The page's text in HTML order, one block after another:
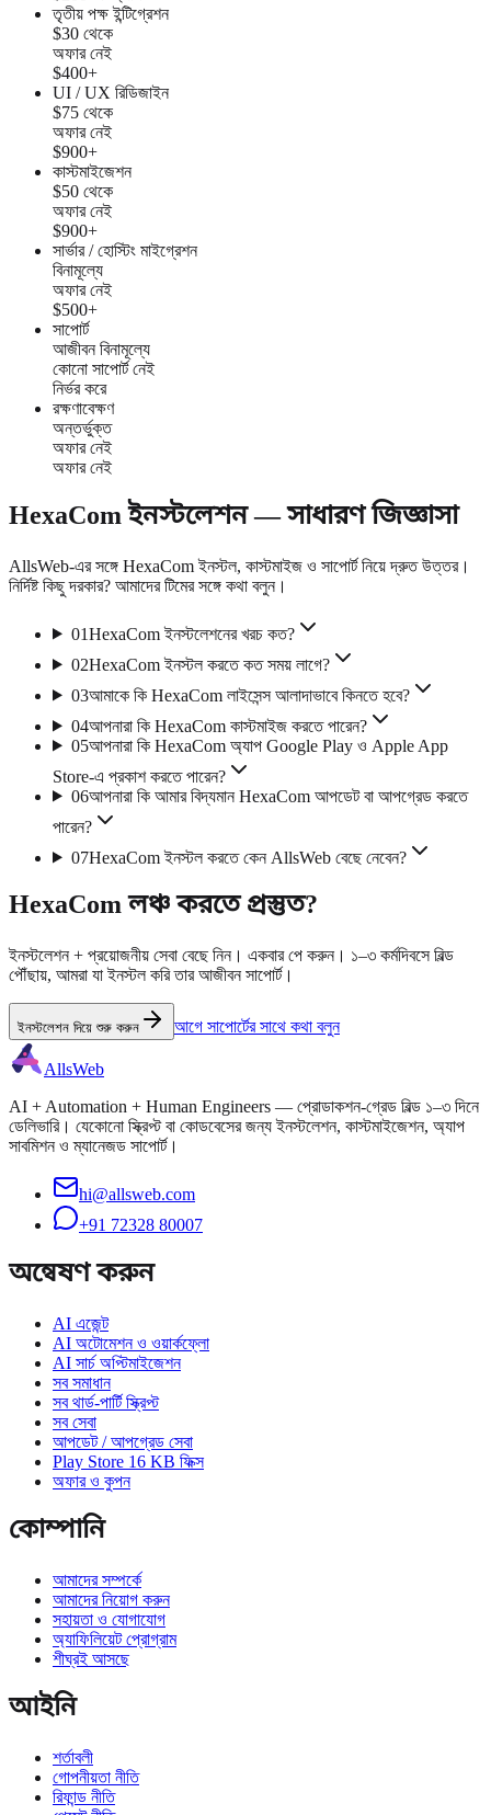
তৃতীয় পক্ষ ইন্টিগ্রেশন
$30 থেকে
অফার নেই
$400+
UI / UX রিডিজাইন
$75 থেকে
অফার নেই
$900+
কাস্টমাইজেশন
$50 থেকে
অফার নেই
$900+
সার্ভার / হোস্টিং মাইগ্রেশন
বিনামূল্যে
অফার নেই
$500+
সাপোর্ট
আজীবন বিনামূল্যে
কোনো সাপোর্ট নেই
নির্ভর করে
রক্ষণাবেক্ষণ
অন্তর্ভুক্ত
অফার নেই
অফার নেই
HexaCom ইনস্টলেশন — সাধারণ জিজ্ঞাসা
AllsWeb-এর সঙ্গে HexaCom ইনস্টল, কাস্টমাইজ ও সাপোর্ট নিয়ে দ্রুত উত্তর।
নির্দিষ্ট কিছু দরকার? আমাদের টিমের সঙ্গে কথা বলুন।
01HexaCom ইনস্টলেশনের খরচ কত?
02HexaCom ইনস্টল করতে কত সময় লাগে?
03আমাকে কি HexaCom লাইসেন্স আলাদাভাবে কিনতে হবে?
04আপনারা কি HexaCom কাস্টমাইজ করতে পারেন?
05আপনারা কি HexaCom অ্যাপ Google Play ও Apple App
Store-এ প্রকাশ করতে পারেন?
06আপনারা কি আমার বিদ্যমান HexaCom আপডেট বা আপগ্রেড করতে
পারেন?
07HexaCom ইনস্টল করতে কেন AllsWeb বেছে নেবেন?
HexaCom লঞ্চ করতে প্রস্তুত?
ইনস্টলেশন + প্রয়োজনীয় সেবা বেছে নিন। একবার পে করুন। ১–৩ কর্মদিবসে বিল্ড
পৌঁছায়, আমরা যা ইনস্টল করি তার আজীবন সাপোর্ট।
ইনস্টলেশন দিয়ে শুরু করুন আগে সাপোর্টের সাথে কথা বলুন
AllsWeb
AI + Automation + Human Engineers — প্রোডাকশন-গ্রেড বিল্ড ১–৩ দিনে
ডেলিভারি। যেকোনো স্ক্রিপ্ট বা কোডবেসের জন্য ইনস্টলেশন, কাস্টমাইজেশন, অ্যাপ
সাবমিশন ও ম্যানেজড সাপোর্ট।
hi@allsweb.com
+91 72328 80007
অন্বেষণ করুন
AI এজেন্ট
AI অটোমেশন ও ওয়ার্কফ্লো
AI সার্চ অপ্টিমাইজেশন
সব সমাধান
সব থার্ড-পার্টি স্ক্রিপ্ট
সব সেবা
আপডেট / আপগ্রেড সেবা
Play Store 16 KB ফিক্স
অফার ও কুপন
কোম্পানি
আমাদের সম্পর্কে
আমাদের নিয়োগ করুন
সহায়তা ও যোগাযোগ
অ্যাফিলিয়েট প্রোগ্রাম
শীঘ্রই আসছে
আইনি
শর্তাবলী
গোপনীয়তা নীতি
রিফান্ড নীতি